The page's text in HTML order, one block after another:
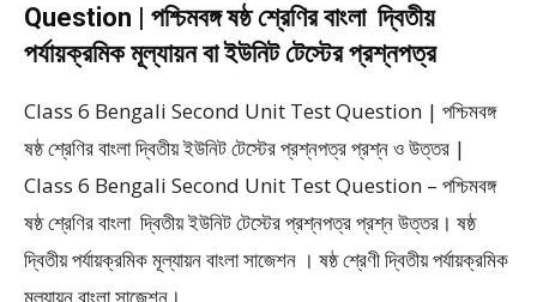
Question | পশ্চিমবঙ্গ ষষ্ঠ শ্রেণির বাংলা দ্বিতীয়
পর্যায়ক্রমিক মূল্যায়ন বা ইউনিট টেস্টের প্রশ্নপত্র
Class 6 Bengali Second Unit Test Question | পশ্চিমবঙ্গ
ষষ্ঠ শ্রেণির বাংলা দ্বিতীয় ইউনিট টেস্টের প্রশ্নপত্র প্রশ্ন ও উত্তর |
Class 6 Bengali Second Unit Test Question – পশ্চিমবঙ্গ
ষষ্ঠ শ্রেণির বাংলা দ্বিতীয় ইউনিট টেস্টের প্রশ্নপত্র প্রশ্ন উত্তর। ষষ্ঠ
দ্বিতীয় পর্যায়ক্রমিক মূল্যায়ন বাংলা সাজেশন । ষষ্ঠ শ্রেণী দ্বিতীয় পর্যায়ক্রমিক